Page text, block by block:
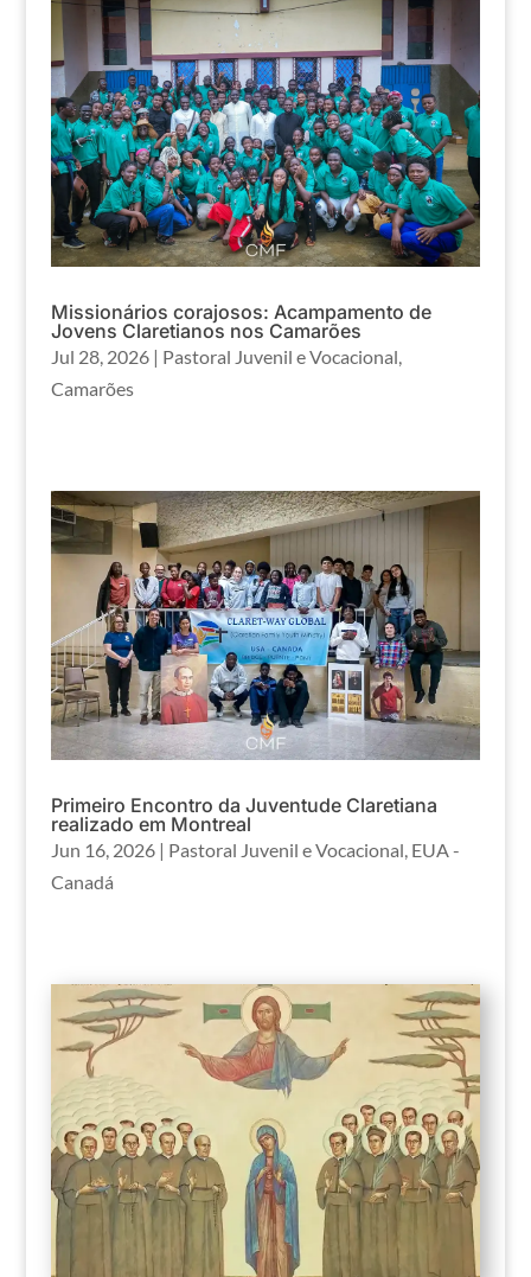
Missionários corajosos: Acampamento de
Jovens Claretianos nos Camarões
Jul 28, 2026| Pastoral Juvenil e Vocacional,
Camarões
Primeiro Encontro da Juventude Claretiana
realizado em Montreal
Jun 16, 2026| Pastoral Juvenil e Vocacional, EUA -
Canadá